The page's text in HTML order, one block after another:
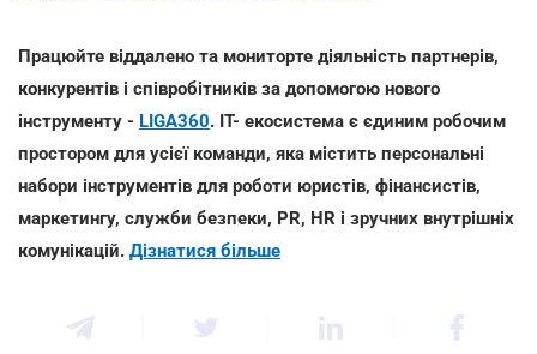
Працюйте віддалено та мониторте діяльність партнерів,
конкурентів і співробітників за допомогою нового
інструменту - LIGA360. IT- екосистема є єдиним робочим
простором для усієї команди, яка містить персональні
набори інструментів для роботи юристів, фінансистів,
маркетингу, служби безпеки, PR, HR і зручних внутрішніх
комунікацій. Дізнатися більше